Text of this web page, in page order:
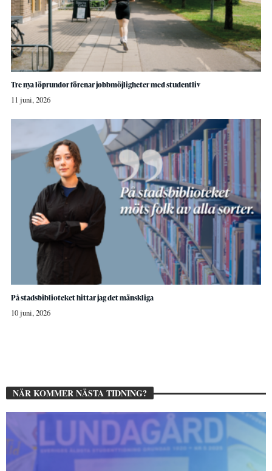
Tre nya löprundor förenar jobbmöjligheter med studentliv
11 juni, 2026
På stadsbiblioteket hittar jag det mänskliga
10 juni, 2026
NÄR KOMMER NÄSTA TIDNING?